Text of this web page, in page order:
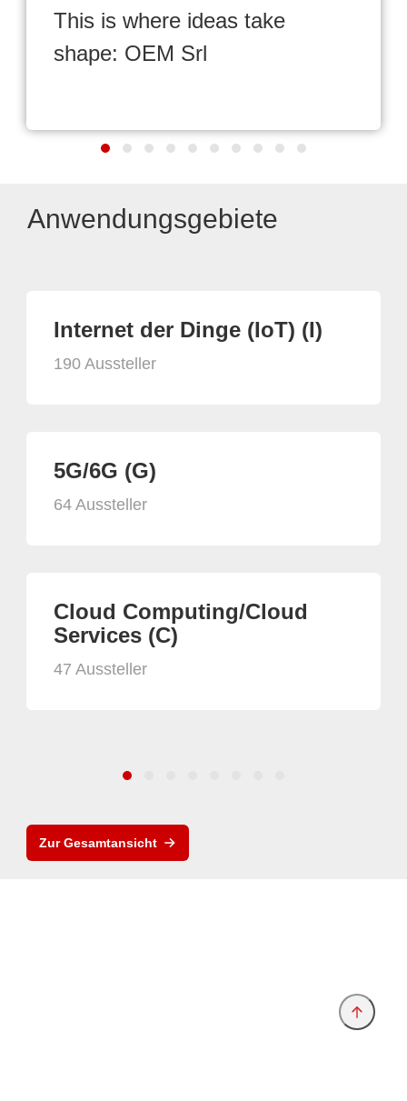
This is where ideas take
shape: OEM Srl
Anwendungsgebiete
Internet der Dinge (IoT) (I)
190 Aussteller
5G/6G (G)
64 Aussteller
Cloud Computing/Cloud
Services (C)
47 Aussteller
Zur Gesamtansicht